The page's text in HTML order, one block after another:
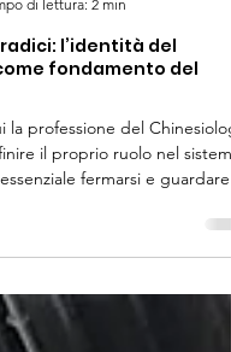
di lettura: 2 min
l’identità del
fondamento del
professione del
fermarsi e guardare
ma per
con gli ISEF nel 1952:
Le sue radici affondano nella